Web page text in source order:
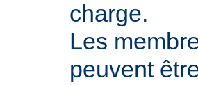
charge.
Les
peuvent